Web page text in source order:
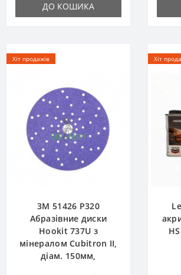
ДО КОШИКА
Хіт продажів
3М 51426 P320
Абразівние диски
Hookit 737U з
мінералом Cubitron II,
діам. 150мм,
Хіт